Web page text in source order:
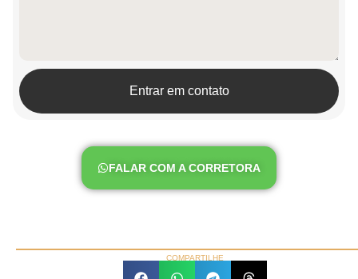
Entrar em contato
FALAR COM A CORRETORA
COMPARTILHE